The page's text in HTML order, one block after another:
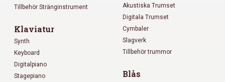
Tillbehör Stränginstrument
Klaviatur
Synth
Keyboard
Digitalpiano
Stagepiano
Akustiska Trumset
Digitala Trumset
Cymbaler
Slagverk
Tillbehör trummor
Blås